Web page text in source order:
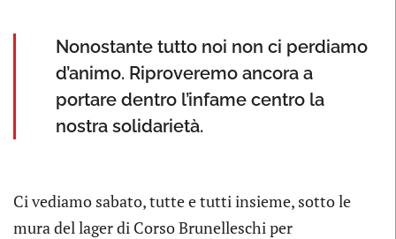
Nonostante tutto noi non ci perdiamo
d’animo. Riproveremo ancora a
portare dentro l’infame centro la
nostra solidarietà.
Ci vediamo sabato, tutte e tutti insieme, sotto le
mura del lager di Corso Brunelleschi per